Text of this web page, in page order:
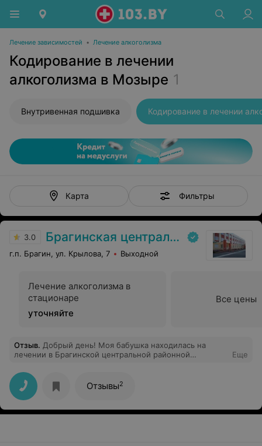
Лечение зависимостей • Лечение алкоголизма
Кодирование в лечении
алкоголизма в Мозыре 1
Внутривенная подшивка
Карта Фильтры
3.0 Брагинская центральная районная больница
г.п. Брагин, ул. Крылова, 7 Выходной
Лечение алкоголизма в
стационаре
уточняйте
Все цены
Отзыв. Добрый день! Моя бабушка находилась на
лечении в Брагинской центральной районной
благодарность врачу терапевту Примак Ирине
Васильевне от своей бабушки Романовец Галины
Васильевны и от себя лично. Спасибо за
профессионализм, вовремя оказанное лечение,
корректное и внимательное отношение, за
Еще
Отзывы2